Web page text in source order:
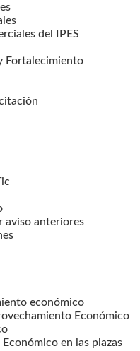
del IPES
Fortalecimiento
aviso anteriores
económico
Económico
en las plazas